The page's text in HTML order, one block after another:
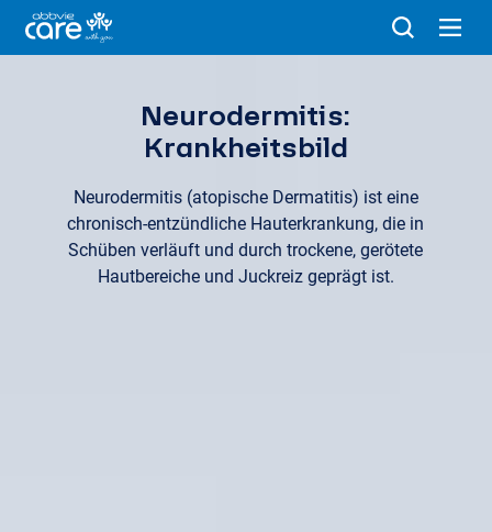
Neurodermitis:
Krankheitsbild
Neurodermitis (atopische Dermatitis) ist eine
chronisch-entzündliche Hauterkrankung, die in
Schüben verläuft und durch trockene, gerötete
Hautbereiche und Juckreiz geprägt ist.